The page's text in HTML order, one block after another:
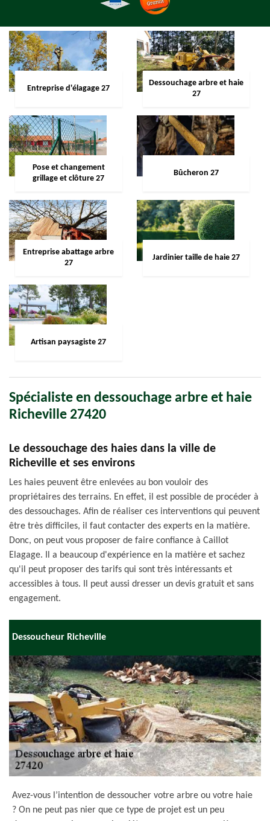
Entreprise d'élagage 27
Dessouchage arbre et haie
27
Pose et changement
grillage et clôture 27
Bûcheron 27
Entreprise abattage arbre
27
Jardinier taille de haie 27
Artisan paysagiste 27
Spécialiste en dessouchage arbre et haie
Richeville 27420
Le dessouchage des haies dans la ville de
Richeville et ses environs
Les haies peuvent être enlevées au bon vouloir des
propriétaires des terrains. En effet, il est possible de procéder à
des dessouchages. Afin de réaliser ces interventions qui peuvent
être très difficiles, il faut contacter des experts en la matière.
Donc, on peut vous proposer de faire confiance à Caillot
Elagage. Il a beaucoup d'expérience en la matière et sachez
qu'il peut proposer des tarifs qui sont très intéressants et
accessibles à tous. Il peut aussi dresser un devis gratuit et sans
engagement.
Dessoucheur Richeville
Avez-vous l’intention de dessoucher votre arbre ou votre haie
? On ne peut pas nier que ce type de projet est un peu